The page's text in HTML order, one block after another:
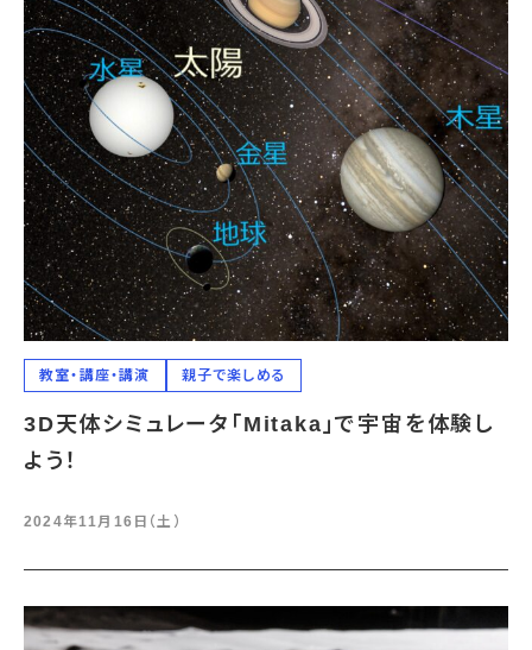
教室・講座・講演 親子で楽しめる
3D天体シミュレータ「Mitaka」で宇宙を体験し
よう！
2024年11月16日（土）